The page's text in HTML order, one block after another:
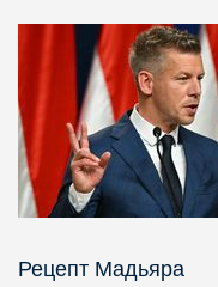
Рецепт Мадьяра